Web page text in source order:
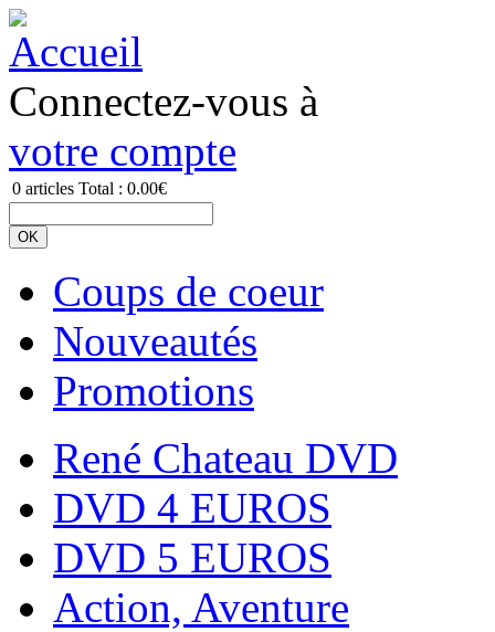
Connectez-vous à
votre compte
0 articles Total : 0.00€
Coups de coeur
Nouveautés
Promotions
René Chateau DVD
DVD 4 EUROS
DVD 5 EUROS
Action, Aventure